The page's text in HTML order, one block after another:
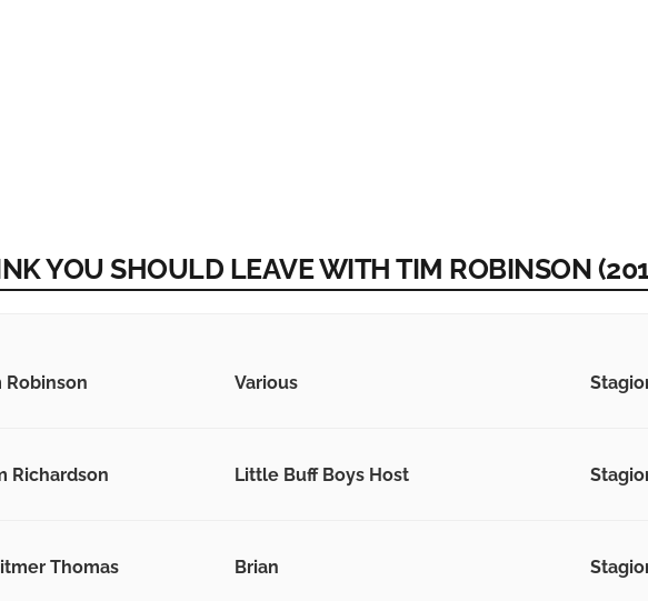
YOU SHOULD LEAVE WITH TIM ROBINSON
Robinson Various
Richardson Little Buff Boys Host
Thomas Brian